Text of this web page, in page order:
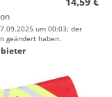
um 00:03; der
geändert haben.